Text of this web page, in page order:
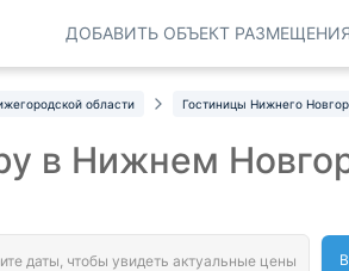
ДОБАВИТЬ ОБЪЕКТ
области Гостиницы Нижнего
в Нижнем